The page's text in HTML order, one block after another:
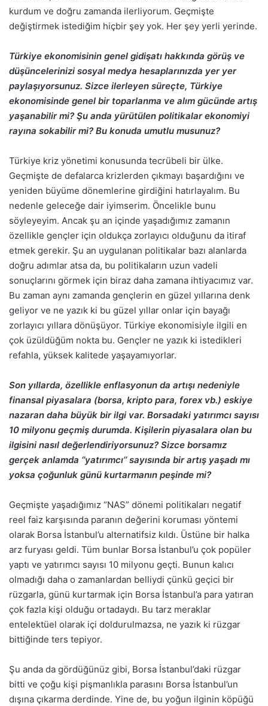
kurdum ve doğru zamanda ilerliyorum. Geçmişte
değiştirmek istediğim hiçbir şey yok. Her şey yerli yerinde.
Türkiye ekonomisinin genel gidişatı hakkında görüş ve
düşüncelerinizi sosyal medya hesaplarınızda yer yer
paylaşıyorsunuz. Sizce ilerleyen süreçte, Türkiye
ekonomisinde genel bir toparlanma ve alım gücünde artış
yaşanabilir mi? Şu anda yürütülen politikalar ekonomiyi
rayına sokabilir mi? Bu konuda umutlu musunuz?
Türkiye kriz yönetimi konusunda tecrübeli bir ülke.
Geçmişte de defalarca krizlerden çıkmayı başardığını ve
yeniden büyüme dönemlerine girdiğini hatırlayalım. Bu
nedenle geleceğe dair iyimserim. Öncelikle bunu
söyleyeyim. Ancak şu an içinde yaşadığımız zamanın
özellikle gençler için oldukça zorlayıcı olduğunu da itiraf
etmek gerekir. Şu an uygulanan politikalar bazı alanlarda
doğru adımlar atsa da, bu politikaların uzun vadeli
sonuçlarını görmek için biraz daha zamana ihtiyacımız var.
Bu zaman aynı zamanda gençlerin en güzel yıllarına denk
geliyor ve ne yazık ki bu güzel yıllar onlar için bayağı
zorlayıcı yıllara dönüşüyor. Türkiye ekonomisiyle ilgili en
çok üzüldüğüm nokta bu. Gençler ne yazık ki istedikleri
refahla, yüksek kalitede yaşayamıyorlar.
Son yıllarda, özellikle enflasyonun da artışı nedeniyle
finansal piyasalara (borsa, kripto para, forex vb.) eskiye
nazaran daha büyük bir ilgi var. Borsadaki yatırımcı sayısı
10 milyonu geçmiş durumda. Kişilerin piyasalara olan bu
ilgisini nasıl değerlendiriyorsunuz? Sizce borsamız
gerçek anlamda ‘’yatırımcı’’ sayısında bir artış yaşadı mı
yoksa çoğunluk günü kurtarmanın peşinde mi?
Geçmişte yaşadığımız “NAS” dönemi politikaları negatif
reel faiz karşısında paranın değerini koruması yöntemi
olarak Borsa İstanbul’u alternatifsiz kıldı. Üstüne bir halka
arz furyası geldi. Tüm bunlar Borsa İstanbul’u çok popüler
yaptı ve yatırımcı sayısı 10 milyonu geçti. Bunun kalıcı
olmadığı daha o zamanlardan belliydi çünkü geçici bir
rüzgarla, günü kurtarmak için Borsa İstanbul’a para yatıran
çok fazla kişi olduğu ortadaydı. Bu tarz meraklar
entelektüel olarak içi doldurulmazsa, ne yazık ki rüzgar
bittiğinde ters tepiyor.
Şu anda da gördüğünüz gibi, Borsa İstanbul’daki rüzgar
bitti ve çoğu kişi pişmanlıkla parasını Borsa İstanbul’un
dışına çıkarma derdinde. Yine de, bu yoğun ilginin köpüğü